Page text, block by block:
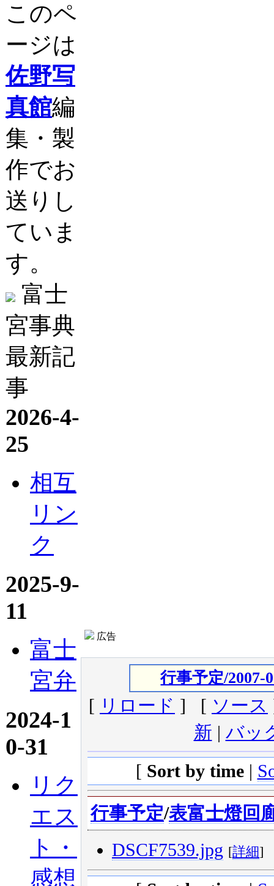
このペ
ージは
佐野写
真館編
集・製
作でお
送りし
ていま
す。
富士
宮事典
最新記
事
2026-4-
25
相互
リン
ク
2025-9-
11
富士
宮弁
2024-1
0-31
リク
エス
ト・
感想
広告
行事予定/2007-
[ リロード ] [ ソース
新 | バッ
[ Sort by time|
行事予定/表富士燈回
DSCF7539.jpg [詳細]